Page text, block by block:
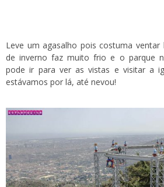
Leve um agasalho pois costuma
de inverno faz muito frio e o parque
pode ir para ver as vistas e visitar a
estávamos por lá, até nevou!